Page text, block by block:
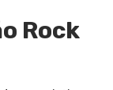
Rock